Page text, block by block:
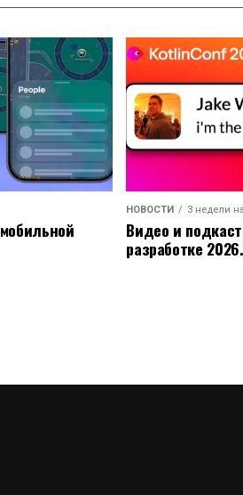
НОВОСТИ 3 недели
Видео и
разработке